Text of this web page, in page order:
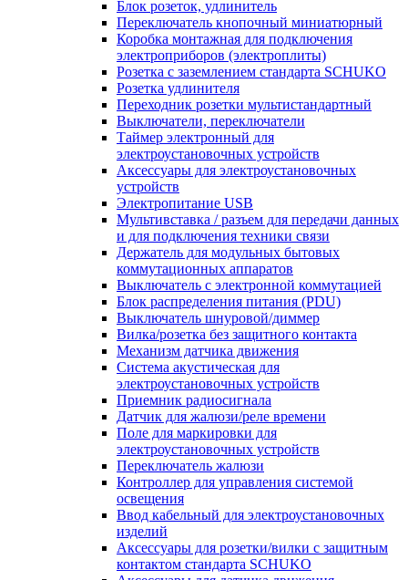
Блок розеток, удлинитель
Переключатель кнопочный миниатюрный
Коробка монтажная для подключения
электроприборов (электроплиты)
Розетка с заземлением стандарта SCHUKO
Розетка удлинителя
Переходник розетки мультистандартный
Выключатели, переключатели
Таймер электронный для
электроустановочных устройств
Аксессуары для электроустановочных
устройств
Электропитание USB
Мультивставка / разъем для передачи данных
и для подключения техники связи
Держатель для модульных бытовых
коммутационных аппаратов
Выключатель с электронной коммутацией
Блок распределения питания (PDU)
Выключатель шнуровой/диммер
Вилка/розетка без защитного контакта
Механизм датчика движения
Система акустическая для
электроустановочных устройств
Приемник радиосигнала
Датчик для жалюзи/реле времени
Поле для маркировки для
электроустановочных устройств
Переключатель жалюзи
Контроллер для управления системой
освещения
Ввод кабельный для электроустановочных
изделий
Аксессуары для розетки/вилки с защитным
контактом стандарта SCHUKO